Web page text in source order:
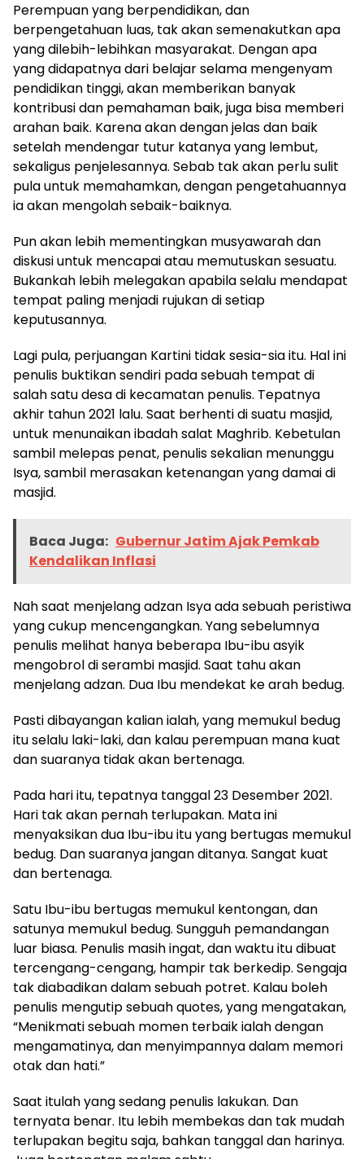
Perempuan yang berpendidikan, dan
berpengetahuan luas, tak akan semenakutkan apa
yang dilebih-lebihkan masyarakat. Dengan apa
yang didapatnya dari belajar selama mengenyam
pendidikan tinggi, akan memberikan banyak
kontribusi dan pemahaman baik, juga bisa memberi
arahan baik. Karena akan dengan jelas dan baik
setelah mendengar tutur katanya yang lembut,
sekaligus penjelesannya. Sebab tak akan perlu sulit
pula untuk memahamkan, dengan pengetahuannya
ia akan mengolah sebaik-baiknya.
Pun akan lebih mementingkan musyawarah dan
diskusi untuk mencapai atau memutuskan sesuatu.
Bukankah lebih melegakan apabila selalu mendapat
tempat paling menjadi rujukan di setiap
keputusannya.
Lagi pula, perjuangan Kartini tidak sesia-sia itu. Hal ini
penulis buktikan sendiri pada sebuah tempat di
salah satu desa di kecamatan penulis. Tepatnya
akhir tahun 2021 lalu. Saat berhenti di suatu masjid,
untuk menunaikan ibadah salat Maghrib. Kebetulan
sambil melepas penat, penulis sekalian menunggu
Isya, sambil merasakan ketenangan yang damai di
masjid.
Baca Juga: Gubernur Jatim Ajak Pemkab
Kendalikan Inflasi
Nah saat menjelang adzan Isya ada sebuah peristiwa
yang cukup mencengangkan. Yang sebelumnya
penulis melihat hanya beberapa Ibu-ibu asyik
mengobrol di serambi masjid. Saat tahu akan
menjelang adzan. Dua Ibu mendekat ke arah bedug.
Pasti dibayangan kalian ialah, yang memukul bedug
itu selalu laki-laki, dan kalau perempuan mana kuat
dan suaranya tidak akan bertenaga.
Pada hari itu, tepatnya tanggal 23 Desember 2021.
Hari tak akan pernah terlupakan. Mata ini
menyaksikan dua Ibu-ibu itu yang bertugas memukul
bedug. Dan suaranya jangan ditanya. Sangat kuat
dan bertenaga.
Satu Ibu-ibu bertugas memukul kentongan, dan
satunya memukul bedug. Sungguh pemandangan
luar biasa. Penulis masih ingat, dan waktu itu dibuat
tercengang-cengang, hampir tak berkedip. Sengaja
tak diabadikan dalam sebuah potret. Kalau boleh
penulis mengutip sebuah quotes, yang mengatakan,
“Menikmati sebuah momen terbaik ialah dengan
mengamatinya, dan menyimpannya dalam memori
otak dan hati.”
Saat itulah yang sedang penulis lakukan. Dan
ternyata benar. Itu lebih membekas dan tak mudah
terlupakan begitu saja, bahkan tanggal dan harinya.